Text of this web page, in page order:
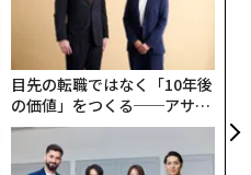
目先の転職ではなく「10年後
の価値」をつくる──アサイ
ンの長期伴走型支援とは